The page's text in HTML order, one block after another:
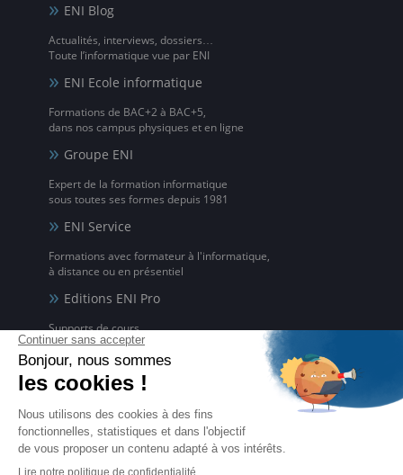
ENI Blog
Actualités, interviews, dossiers…
Toute l’informatique vue par ENI
ENI Ecole informatique
Formations de BAC+2 à BAC+5,
dans nos campus physiques et en ligne
Groupe ENI
Expert de la formation informatique
sous toutes ses formes depuis 1981
ENI Service
Formations avec formateur à l'informatique,
à distance ou en présentiel
Editions ENI Pro
Supports de cours
pour les organismes de formation
ENI elearning
La solution de formation à l'informatique en ligne,
disponible en 5 langues
Certifications ENI
Certifications à l'informatique